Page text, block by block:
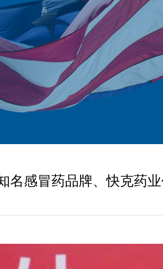
名感冒药品牌、快克药